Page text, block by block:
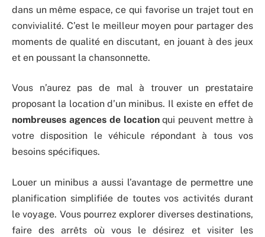
dans un même espace, ce qui favorise un trajet tout en
convivialité. C’est le meilleur moyen pour partager des
moments de qualité en discutant, en jouant à des jeux
et en poussant la chansonnette.
Vous n’aurez pas de mal à trouver un prestataire
proposant la location d’un minibus. Il existe en effet de
nombreuses agences de locationqui peuvent mettre à
votre disposition le véhicule répondant à tous vos
besoins spécifiques.
Louer un minibus a aussi l’avantage de permettre une
planification simplifiée de toutes vos activités durant
le voyage. Vous pourrez explorer diverses destinations,
faire des arrêts où vous le désirez et visiter les